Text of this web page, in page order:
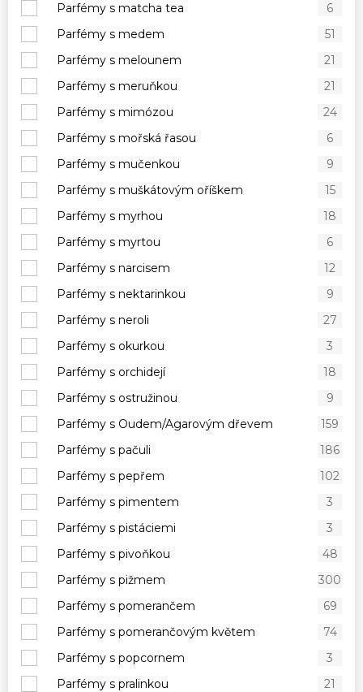
Parfémy s matcha tea
6
Parfémy s medem
51
Parfémy s melounem
21
Parfémy s meruňkou
21
Parfémy s mimózou
24
Parfémy s mořská řasou
6
Parfémy s mučenkou
9
Parfémy s muškátovým oříškem
15
Parfémy s myrhou
18
Parfémy s myrtou
6
Parfémy s narcisem
12
Parfémy s nektarinkou
9
Parfémy s neroli
27
Parfémy s okurkou
3
Parfémy s orchidejí
18
Parfémy s ostružinou
9
Parfémy s Oudem/Agarovým dřevem
159
Parfémy s pačuli
186
Parfémy s pepřem
102
Parfémy s pimentem
3
Parfémy s pistáciemi
3
Parfémy s pivoňkou
48
Parfémy s pižmem
300
Parfémy s pomerančem
69
Parfémy s pomerančovým květem
74
Parfémy s popcornem
3
Parfémy s pralinkou
21